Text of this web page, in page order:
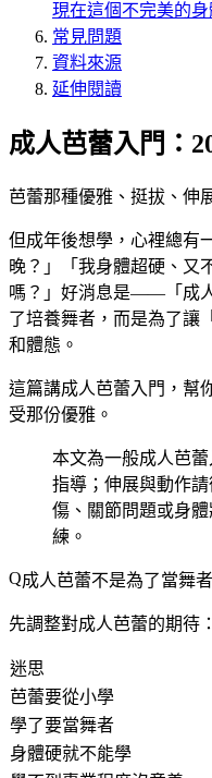
現在這個不完美的身
常見問題
資料來源
延伸閱讀
成人芭蕾入門：
芭蕾那種優雅、挺拔、伸
但成年後想學，心裡總有
晚？」「我身體超硬、又
嗎？」好消息是——「成
了培養舞者，而是為了讓
和體態。
這篇講成人芭蕾入門，幫
受那份優雅。
本文為一般成人芭
指導；伸展與動作
傷、關節問題或身
練。
成人芭蕾不是為了當舞者
先調整對成人芭蕾的期待：
迷思
芭蕾要從小學
學了要當舞者
身體硬就不能學